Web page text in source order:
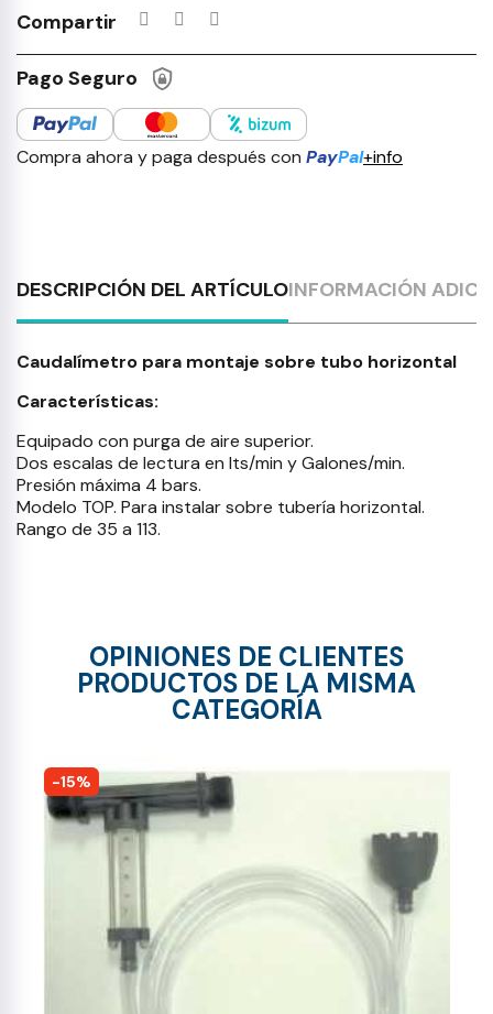
Compartir
Pago Seguro
Compra ahora y paga después con PayPal+info
DESCRIPCIÓN DEL ARTÍCULOINFORMACIÓN
Caudalímetro para montaje sobre tubo horizontal
Características:
Equipado con purga de aire superior.
Dos escalas de lectura en lts/min y Galones/min.
Presión máxima 4 bars.
Modelo TOP. Para instalar sobre tubería horizontal.
Rango de 35 a 113.
OPINIONES DE CLIENTES
PRODUCTOS DE LA MISMA
CATEGORÍA
-15%